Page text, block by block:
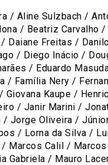
/ Aline Sulzbach /
/ Beatriz Carvalho /
Daiane Freitas /
/ Diego Inácio /
/ Eduardo
/ Família Nery /
Giovana Kaupe /
/ Janir Marini /
/ Jorge Oliveira /
/ Lorna da Silva /
Marcos Calil /
Gabriela / Mauro